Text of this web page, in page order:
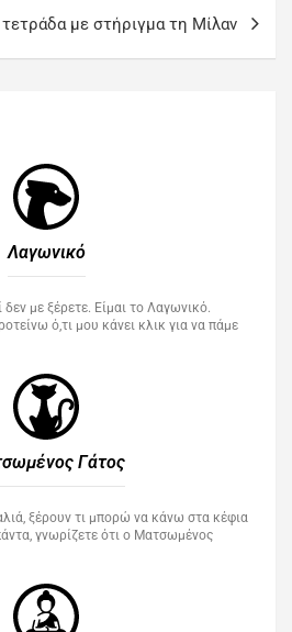
τετράδα με στήριγμα τη Μίλαν
Λαγωνικό
με ξέρετε. Είμαι το Λαγωνικό.
ό,τι μου κάνει κλικ για να πάμε
Γάτος​
ξέρουν τι μπορώ να κάνω στα κέφια
γνωρίζετε ότι ο Ματσωμένος